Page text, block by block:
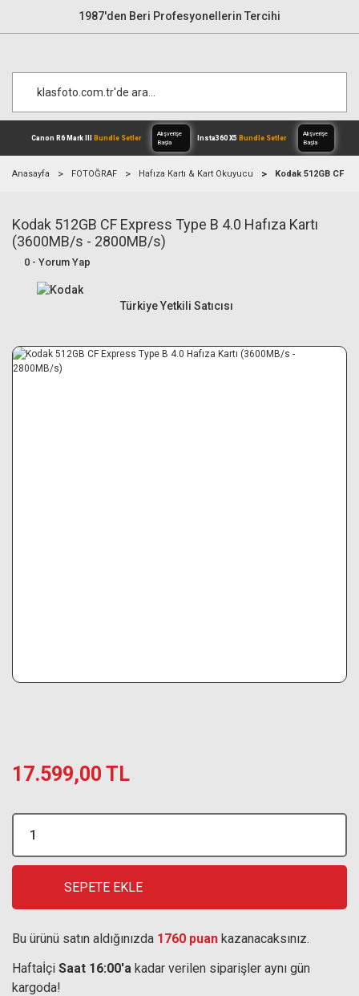
1987'den Beri Profesyonellerin Tercihi
Canon R6 Mark IIIBundle Setler
Alışverişe
Anasayfa FOTOĞRAF Hafıza Kartı & Kart Okuyucu Kodak 512GB CF
Kodak 512GB CF Express Type B 4.0 Hafıza Kartı
(3600MB/s - 2800MB/s)
0 - Yorum Yap
Türkiye Yetkili Satıcısı
17.599,00 TL
SEPETE EKLE
Bu ürünü satın aldığınızda 1760 puan kazanacaksınız.
Haftaİçi Saat 16:00'a kadar verilen siparişler aynı gün
kargoda!